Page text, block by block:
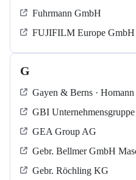
Fuhrmann GmbH
FUJIFILM Europe GmbH
G
Gayen & Berns ·
GBI Unternehmensgruppe
GEA Group AG
Gebr. Bellmer GmbH
Gebr. Röchling KG